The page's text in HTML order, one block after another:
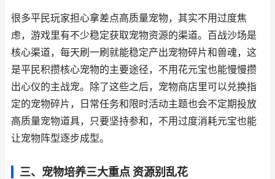
很多平民玩家担心拿差点高质量宠物，其实不用过度焦
虑，游戏里有不少稳定获取宠物资源的渠道。百战沙场是
核心渠道，每天刷一刷就能稳定产出宠物碎片和兽魂，这
是平民积攒核心宠物的主要途径，不用花元宝也能慢慢攒
出心仪的主战宠。除了这些之后，宠物商店里可以兑换指
定的宠物碎片，日常任务和限时活动主题也会不定期投放
高质量宠物道具，只要坚持参和，不用过度消耗元宝也能
让宠物阵型逐步成型。
三、宠物培养三大重点 资源别乱花